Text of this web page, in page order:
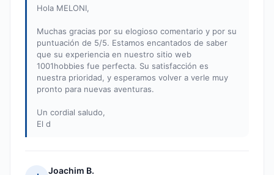
Hola MELONI,
Muchas gracias por su elogioso comentario y por su
puntuación de 5/5. Estamos encantados de saber
que su experiencia en nuestro sitio web
1001hobbies fue perfecta. Su satisfacción es
nuestra prioridad, y esperamos volver a verle muy
pronto para nuevas aventuras.
Un cordial saludo,
El d
Joachim B.